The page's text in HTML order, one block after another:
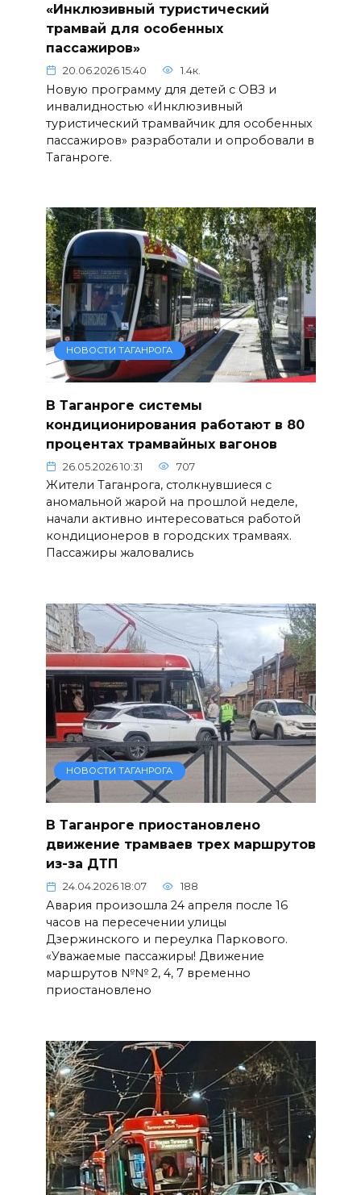
«Инклюзивный туристический
трамвай для особенных
пассажиров»
20.06.2026 15:40 1.4к.
Новую программу для детей с ОВЗ и
инвалидностью «Инклюзивный
туристический трамвайчик для особенных
пассажиров» разработали и опробовали в
Таганроге.
НОВОСТИ ТАГАНРОГА
В Таганроге системы
кондиционирования работают в 80
процентах трамвайных вагонов
26.05.2026 10:31 707
Жители Таганрога, столкнувшиеся с
аномальной жарой на прошлой неделе,
начали активно интересоваться работой
кондиционеров в городских трамваях.
Пассажиры жаловались
НОВОСТИ ТАГАНРОГА
В Таганроге приостановлено
движение трамваев трех маршрутов
из-за ДТП
24.04.2026 18:07 188
Авария произошла 24 апреля после 16
часов на пересечении улицы
Дзержинского и переулка Паркового.
«Уважаемые пассажиры! Движение
маршрутов №№ 2, 4, 7 временно
приостановлено